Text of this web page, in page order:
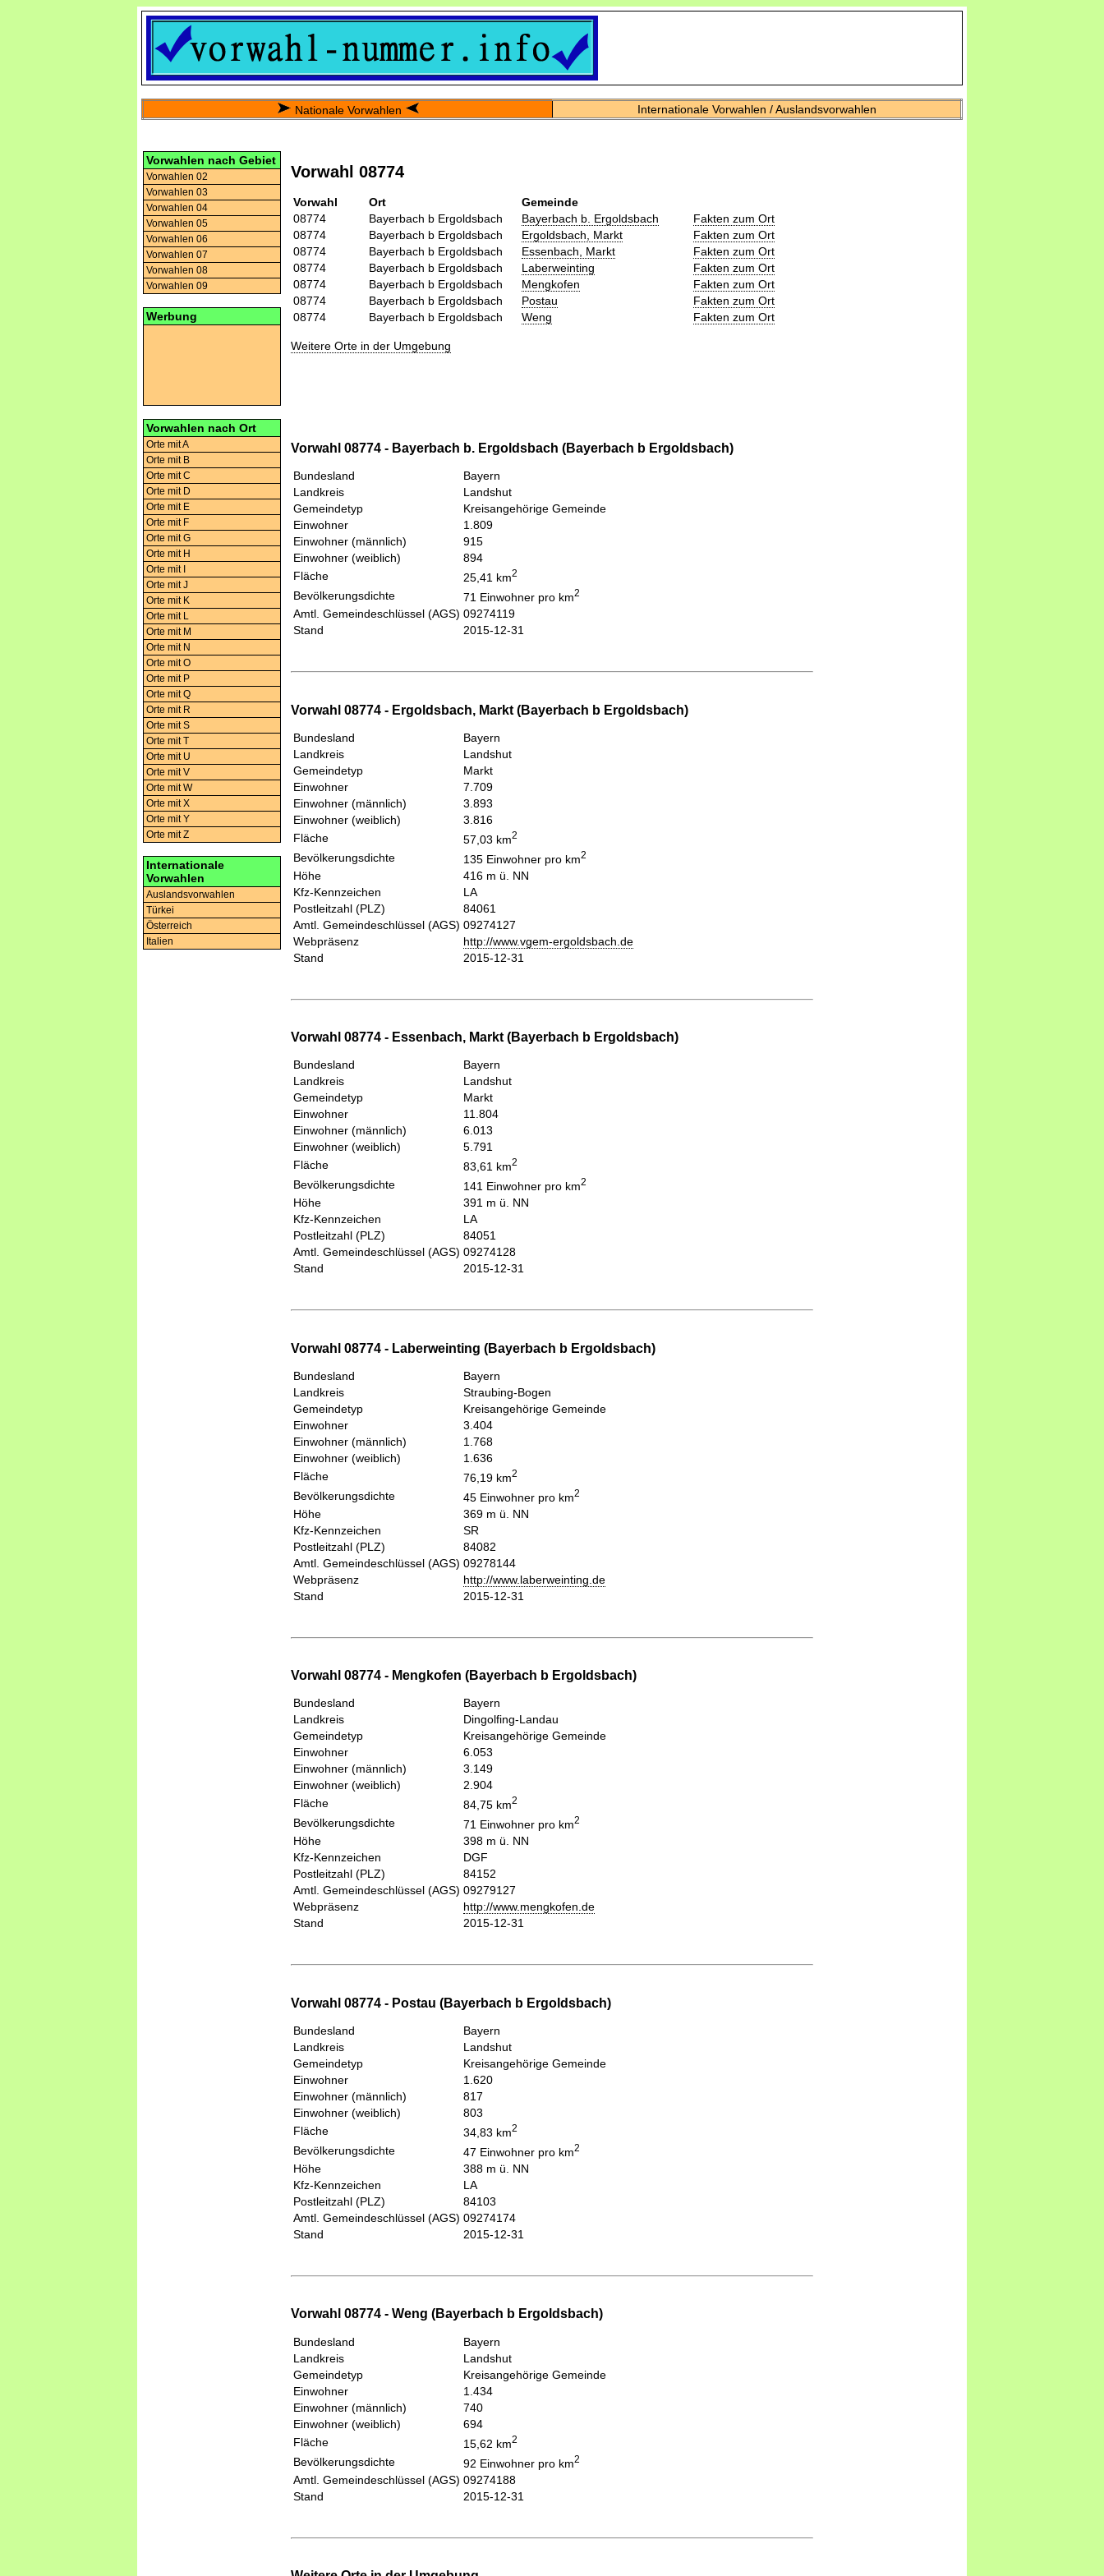
Nationale Vorwahlen Internationale Vorwahlen / Auslandsvorwahlen
Vorwahlen nach Gebiet
Vorwahlen 02
Vorwahlen 03
Vorwahlen 04
Vorwahlen 05
Vorwahlen 06
Vorwahlen 07
Vorwahlen 08
Vorwahlen 09
Werbung
Vorwahlen nach Ort
Orte mit A
Orte mit B
Orte mit C
Orte mit D
Orte mit E
Orte mit F
Orte mit G
Orte mit H
Orte mit I
Orte mit J
Orte mit K
Orte mit L
Orte mit M
Orte mit N
Orte mit O
Orte mit P
Orte mit Q
Orte mit R
Orte mit S
Orte mit T
Orte mit U
Orte mit V
Orte mit W
Orte mit X
Orte mit Y
Orte mit Z
Internationale
Vorwahlen
Auslandsvorwahlen
Türkei
Österreich
Italien
Vorwahl 08774
Vorwahl Ort
Gemeinde
08774
Bayerbach b Ergoldsbach Bayerbach b. Ergoldsbach
Fakten zum Ort
08774
Bayerbach b Ergoldsbach Ergoldsbach, Markt
Fakten zum Ort
08774
Bayerbach b Ergoldsbach Essenbach, Markt
Fakten zum Ort
08774
Bayerbach b Ergoldsbach Laberweinting
Fakten zum Ort
08774
Bayerbach b Ergoldsbach Mengkofen
Fakten zum Ort
08774
Bayerbach b Ergoldsbach Postau
Fakten zum Ort
08774
Bayerbach b Ergoldsbach Weng Fakten zum Ort
Weitere Orte in der Umgebung
Vorwahl 08774 - Bayerbach b. Ergoldsbach (Bayerbach b Ergoldsbach)
Bundesland
Bayern
Landkreis
Landshut
Gemeindetyp
Kreisangehörige Gemeinde
Einwohner
1.809
Einwohner (männlich)
915
Einwohner (weiblich)
894
Fläche
25,41 km2
Bevölkerungsdichte 71 Einwohner pro km2
Amtl. Gemeindeschlüssel (AGS) 09274119
Stand
2015-12-31
Vorwahl 08774 - Ergoldsbach, Markt (Bayerbach b Ergoldsbach)
Bundesland
Bayern
Landkreis
Landshut
Gemeindetyp
Markt
Einwohner
7.709
Einwohner (männlich)
3.893
Einwohner (weiblich)
3.816
Fläche
57,03 km2
Bevölkerungsdichte 135 Einwohner pro km2
Höhe
416 m ü. NN
Kfz-Kennzeichen
LA
Postleitzahl (PLZ)
84061
Amtl. Gemeindeschlüssel (AGS) 09274127
Webpräsenz
http://www.vgem-ergoldsbach.de
Stand
2015-12-31
Vorwahl 08774 - Essenbach, Markt (Bayerbach b Ergoldsbach)
Bundesland
Bayern
Landkreis
Landshut
Gemeindetyp
Markt
Einwohner
11.804
Einwohner (männlich)
6.013
Einwohner (weiblich)
5.791
Fläche
83,61 km2
Bevölkerungsdichte 141 Einwohner pro km2
Höhe
391 m ü. NN
Kfz-Kennzeichen
LA
Postleitzahl (PLZ)
84051
Amtl. Gemeindeschlüssel (AGS) 09274128
Stand
2015-12-31
Vorwahl 08774 - Laberweinting (Bayerbach b Ergoldsbach)
Bundesland
Bayern
Landkreis
Straubing-Bogen
Gemeindetyp
Kreisangehörige Gemeinde
Einwohner
3.404
Einwohner (männlich)
1.768
Einwohner (weiblich)
1.636
Fläche
76,19 km2
Bevölkerungsdichte 45 Einwohner pro km2
Höhe
369 m ü. NN
Kfz-Kennzeichen
SR
Postleitzahl (PLZ)
84082
Amtl. Gemeindeschlüssel (AGS) 09278144
Webpräsenz
http://www.laberweinting.de
Stand
2015-12-31
Vorwahl 08774 - Mengkofen (Bayerbach b Ergoldsbach)
Bundesland
Bayern
Landkreis
Dingolfing-Landau
Gemeindetyp
Kreisangehörige Gemeinde
Einwohner
6.053
Einwohner (männlich)
3.149
Einwohner (weiblich)
2.904
Fläche
84,75 km2
Bevölkerungsdichte 71 Einwohner pro km2
Höhe
398 m ü. NN
Kfz-Kennzeichen
DGF
Postleitzahl (PLZ)
84152
Amtl. Gemeindeschlüssel (AGS) 09279127
Webpräsenz
http://www.mengkofen.de
Stand
2015-12-31
Vorwahl 08774 - Postau (Bayerbach b Ergoldsbach)
Bundesland
Bayern
Landkreis
Landshut
Gemeindetyp
Kreisangehörige Gemeinde
Einwohner
1.620
Einwohner (männlich)
817
Einwohner (weiblich)
803
Fläche
34,83 km2
Bevölkerungsdichte 47 Einwohner pro km2
Höhe
388 m ü. NN
Kfz-Kennzeichen
LA
Postleitzahl (PLZ)
84103
Amtl. Gemeindeschlüssel (AGS) 09274174
Stand
2015-12-31
Vorwahl 08774 - Weng (Bayerbach b Ergoldsbach)
Bundesland
Bayern
Landkreis
Landshut
Gemeindetyp
Kreisangehörige Gemeinde
Einwohner
1.434
Einwohner (männlich)
740
Einwohner (weiblich)
694
Fläche
15,62 km2
Bevölkerungsdichte 92 Einwohner pro km2
Amtl. Gemeindeschlüssel (AGS) 09274188
Stand
2015-12-31